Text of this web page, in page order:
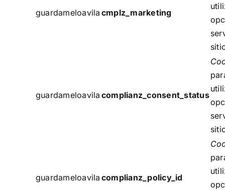
guardameloavila cmplz_marketing
guardameloavila complianz_consent_status
guardameloavila complianz_policy_id